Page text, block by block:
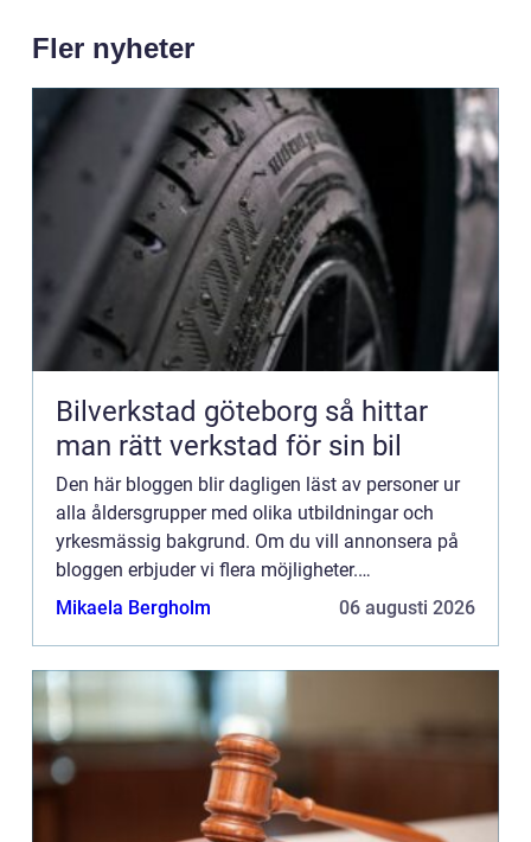
Fler nyheter
Bilverkstad göteborg så hittar
man rätt verkstad för sin bil
Den här bloggen blir dagligen läst av personer ur
alla åldersgrupper med olika utbildningar och
yrkesmässig bakgrund. Om du vill annonsera på
bloggen erbjuder vi flera möjligheter.
Bannerannonser är endast ett av alternativen.
Mikaela Bergholm 06 augusti 2026